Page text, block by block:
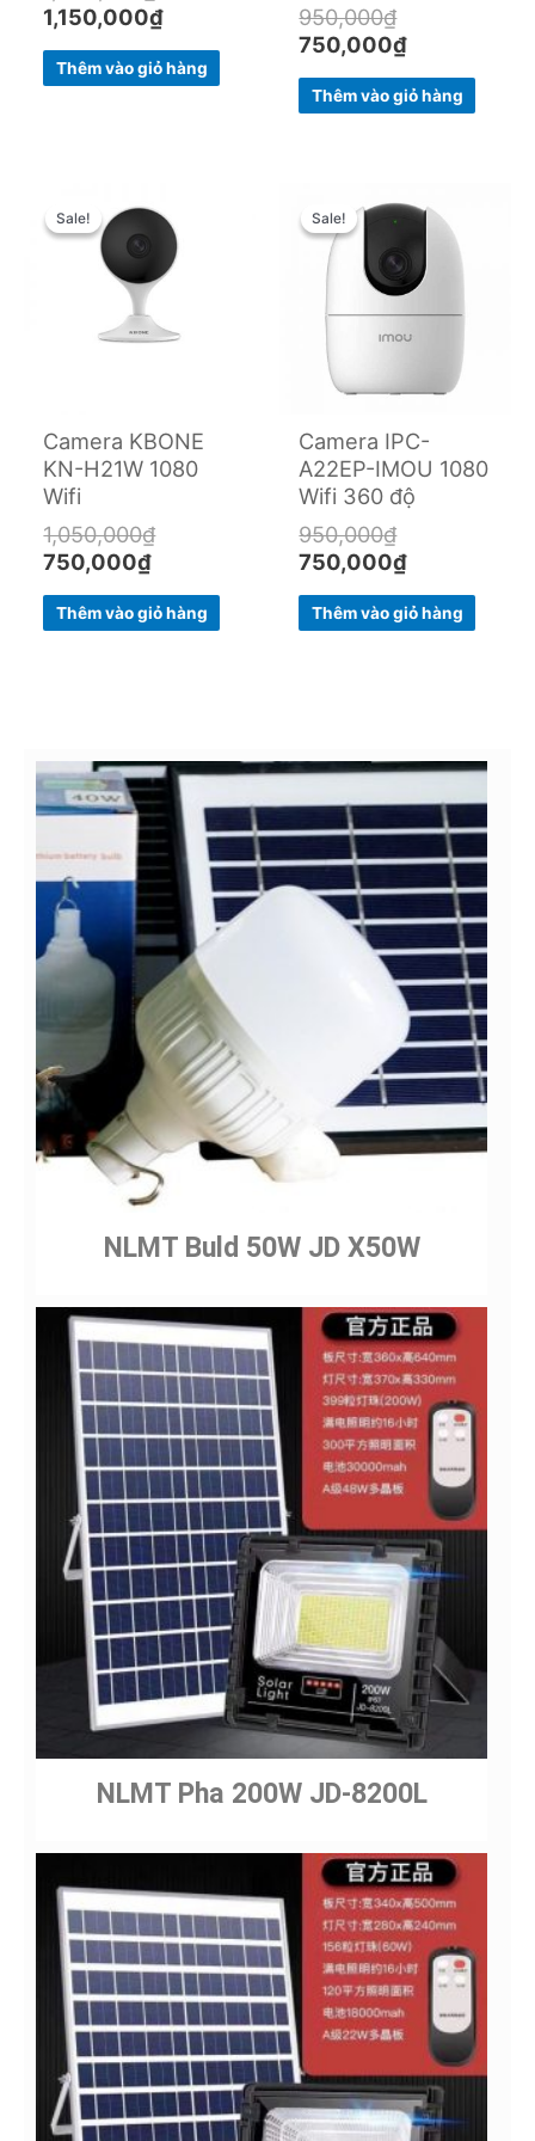
1,150,000₫
Thêm vào giỏ hàng
950,000₫
750,000₫
Thêm vào giỏ hàng
Sale!
Sale!
Camera KBONE
KN-H21W 1080
Wifi
1,050,000₫
price
was:
1,050,000₫.
750,000₫
price
750,000₫.
Thêm vào giỏ hàng
Sale!
Sale!
Camera IPC-
A22EP-IMOU 1080
Wifi 360 độ
950,000₫
price
950,000₫.
750,000₫
price
750,000₫.
Thêm vào giỏ hàng
NLMT Buld 50W JD X50W
NLMT Pha 200W JD-8200L